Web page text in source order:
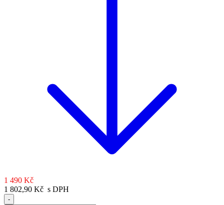
1 490 Kč
1 802,90 Kč s DPH
-